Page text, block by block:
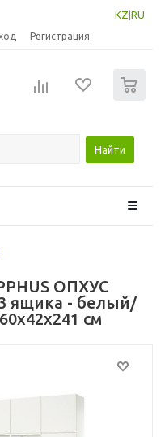
KZ RU
Регистрация
Найти
ОПХУС
ящика - белый/
см